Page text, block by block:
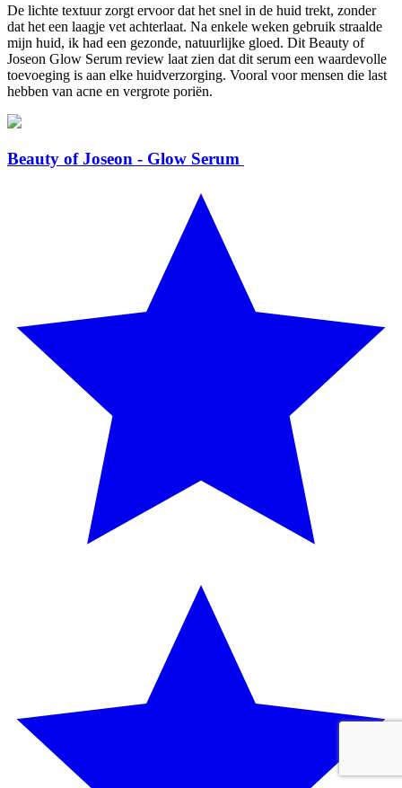
De lichte textuur zorgt ervoor dat het snel in de huid trekt, zonder
dat het een laagje vet achterlaat. Na enkele weken gebruik straalde
mijn huid, ik had een gezonde, natuurlijke gloed. Dit Beauty of
Joseon Glow Serum review laat zien dat dit serum een waardevolle
toevoeging is aan elke huidverzorging. Vooral voor mensen die last
hebben van acne en vergrote poriën.
Beauty of Joseon - Glow Serum